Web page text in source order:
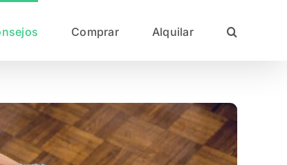
Comprar Alquilar